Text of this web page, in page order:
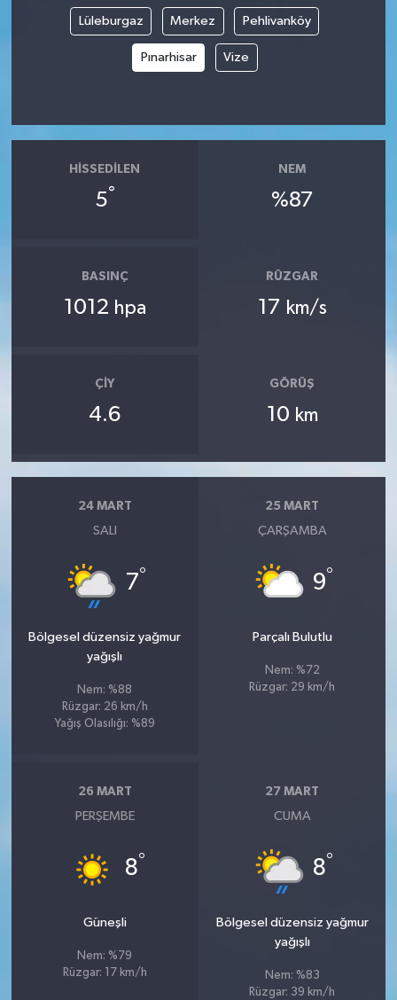
Lüleburgaz Merkez Pehlivanköy
Pınarhisar Vize
HISSEDILEN
5°
NEM
%87
BASINÇ
1012 hpa
RÜZGAR
17 km/s
ÇIY
4.6
GÖRÜŞ
10 km
24 MART
SALI
7°
Bölgesel düzensiz yağmur
yağışlı
Nem: %88
Rüzgar: 26 km/h
Yağış Olasılığı: %89
25 MART
ÇARŞAMBA
9°
Parçalı Bulutlu
Nem: %72
Rüzgar: 29 km/h
26 MART
PERŞEMBE
8°
Güneşli
Nem: %79
Rüzgar: 17 km/h
27 MART
CUMA
8°
Bölgesel düzensiz yağmur
yağışlı
Nem: %83
Rüzgar: 39 km/h